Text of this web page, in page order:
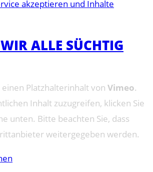
akzeptieren und Inhalte
ALLE SÜCHTIG
einen Platzhalterinhalt von Vimeo.
Inhalt zuzugreifen, klicken Sie
unten. Bitte beachten Sie, dass
weitergegeben werden.